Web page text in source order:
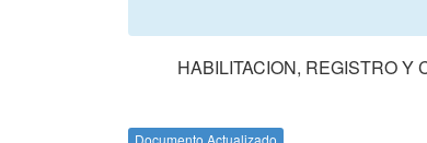
HABILITACION, REGISTRO Y
Documento Actualizado